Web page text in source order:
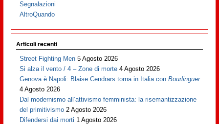
Segnalazioni
AltroQuando
Articoli recenti
Street Fighting Men 5 Agosto 2026
Si alza il vento / 4 – Zone di morte 4 Agosto 2026
Genova è Napoli: Blaise Cendrars torna in Italia conBourlinguer
4 Agosto 2026
Dal modernismo all’attivismo femminista: la risemantizzazione
del primitivismo 2 Agosto 2026
Difendersi dai morti 1 Agosto 2026